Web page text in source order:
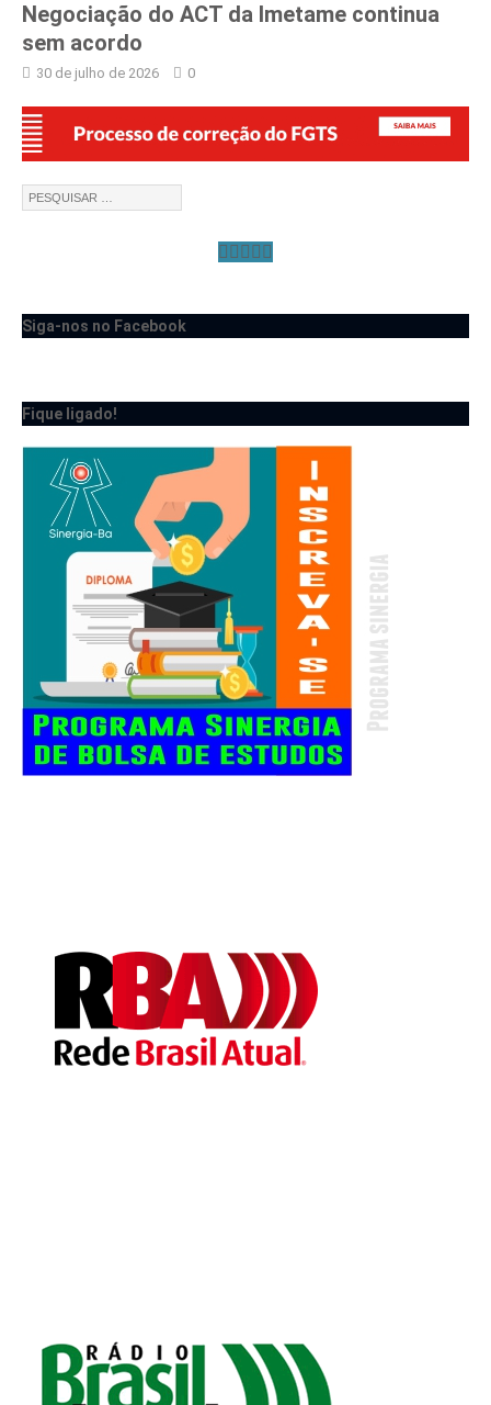
Negociação do ACT da Imetame continua
sem acordo
30 de julho de 2026 0
Siga-nos no Facebook
Fique ligado!